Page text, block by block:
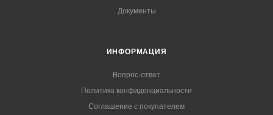
Документы
ИНФОРМАЦИЯ
Вопрос-ответ
Политика конфиденциальности
Соглашение с покупателем